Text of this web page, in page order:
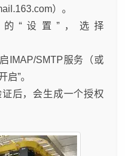
）。
“设置”，选择
IMAP/SMTP服务（或
启”。
后，会生成一个授权